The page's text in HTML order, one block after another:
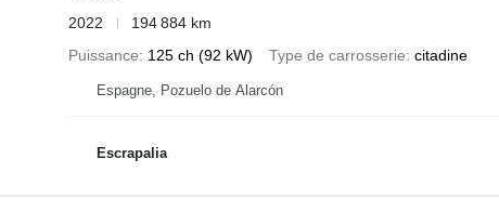
2022
194 884 km
Puissance
125 ch (92 kW) Type de carrosserie citadine
Espagne, Pozuelo de Alarcón
Escrapalia